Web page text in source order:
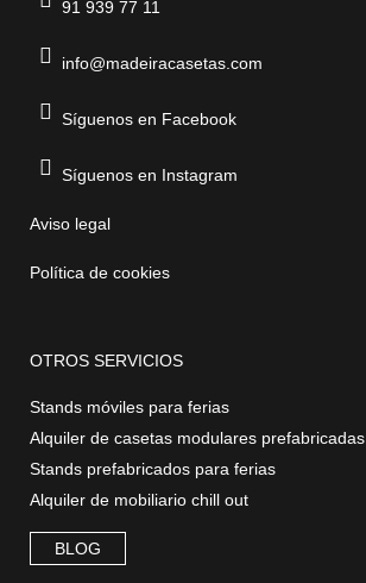
91 939 77 11
info@madeiracasetas.com
Síguenos en Facebook
Síguenos en Instagram
Aviso legal
Política de cookies
OTROS SERVICIOS
Stands móviles para ferias
Alquiler de casetas modulares prefabricadas
Stands prefabricados para ferias
Alquiler de mobiliario chill out
BLOG